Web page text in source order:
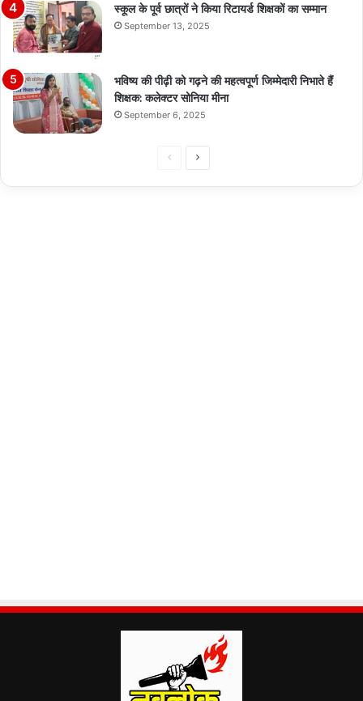
स्कूल के पूर्व छात्रों ने किया रिटायर्ड शिक्षकों का सम्मान
September 13, 2025
भविष्य की पीढ़ी को गढ़ने की महत्वपूर्ण जिम्मेदारी निभाते हैं
शिक्षक: कलेक्टर सोनिया मीना
September 6, 2025
PreviousNext